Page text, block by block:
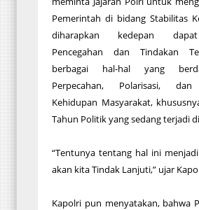
Pemerintah di bidang Stabilitas
diharapkan kedepan
Pencegahan dan Tindakan
berbagai hal-hal yang
Perpecahan, Polarisasi, dan
Kehidupan Masyarakat,
Tahun Politik yang sedang terjadi
“Tentunya tentang hal ini
akan kita Tindak Lanjuti,” ujar
Kapolri pun menyatakan, bahwa